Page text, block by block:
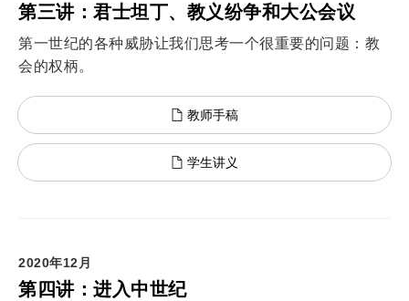
第三讲：君士坦丁、教义纷争和大公会议
第一世纪的各种威胁让我们思考一个很重要的问题：教
会的权柄。
教师手稿
学生讲义
2020年12月
第四讲：进入中世纪